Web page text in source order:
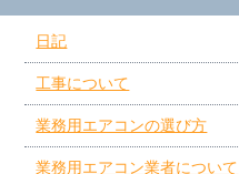
日記
工事について
業務用エアコンの選び方
業務用エアコン業者について